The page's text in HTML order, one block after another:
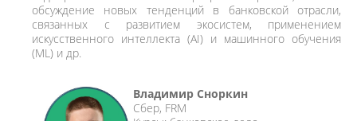
обсуждение новых тенденций в банковской отрасли,
связанных с развитием экосистем, применением
искусственного интеллекта (AI) и машинного обучения
(ML) и др.
Владимир Сноркин
Сбер, FRM